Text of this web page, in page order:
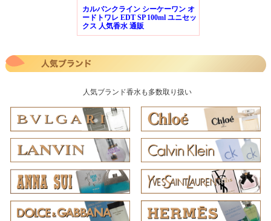
カルバンクライン シーケーワン オ
ードトワレ EDT SP 100ml ユニセッ
クス 人気香水 通販
人気ブランド香水も多数取り扱い